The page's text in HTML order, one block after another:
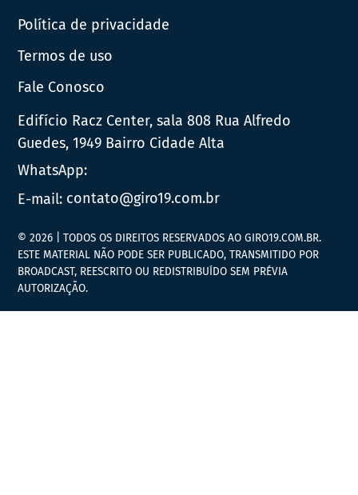
Política de privacidade
Termos de uso
Fale Conosco
Edifício Racz Center, sala 808 Rua Alfredo
Guedes, 1949 Bairro Cidade Alta
WhatsApp:
E-mail: contato@giro19.com.br
© 2026 | TODOS OS DIREITOS RESERVADOS AO GIRO19.COM.BR.
ESTE MATERIAL NÃO PODE SER PUBLICADO, TRANSMITIDO POR
BROADCAST, REESCRITO OU REDISTRIBUÍDO SEM PRÉVIA
AUTORIZAÇÃO.